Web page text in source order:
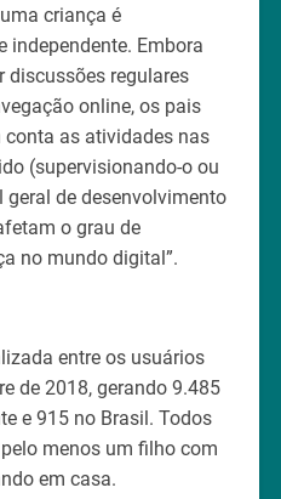
criança é
independente. Embora
regulares
online, os pais
as atividades nas
(supervisionando-o ou
geral de desenvolvimento
o grau de
no mundo digital”.
entre os usuários
de 2018, gerando 9.485
e 915 no Brasil. Todos
menos um filho com
em casa.